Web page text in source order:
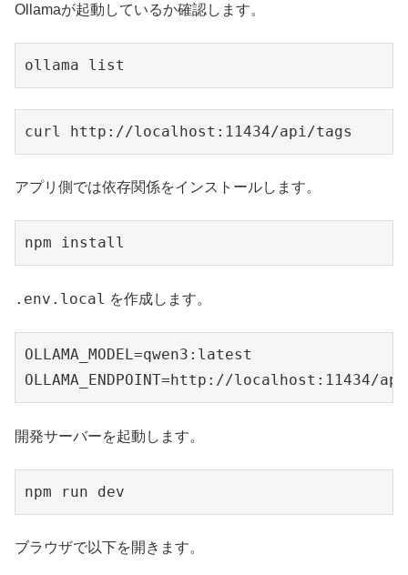
Ollamaが起動しているか確認します。
ollama list
curl http://localhost:11434/api/tags
アプリ側では依存関係をインストールします。
npm install
.env.local を作成します。
OLLAMA_MODEL=qwen3:latest
OLLAMA_ENDPOINT=http://localhost:11434/
開発サーバーを起動します。
npm run dev
ブラウザで以下を開きます。